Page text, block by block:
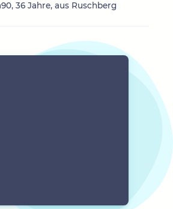
36 Jahre, aus Ruschberg